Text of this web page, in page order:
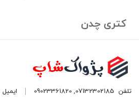
کتری چدن
تلفن 07132302185
,
09023361820 ایمیل